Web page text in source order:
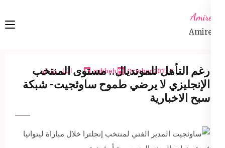
content
Amireta
Amireta
9 October 2017
sabbeh اخبار شاملة
رغم التأهل للمونديال.. مستوى المنتخب
الإنجليزي لا يرضي طموح ساوثجيت- شبكة
سبح الاخبارية